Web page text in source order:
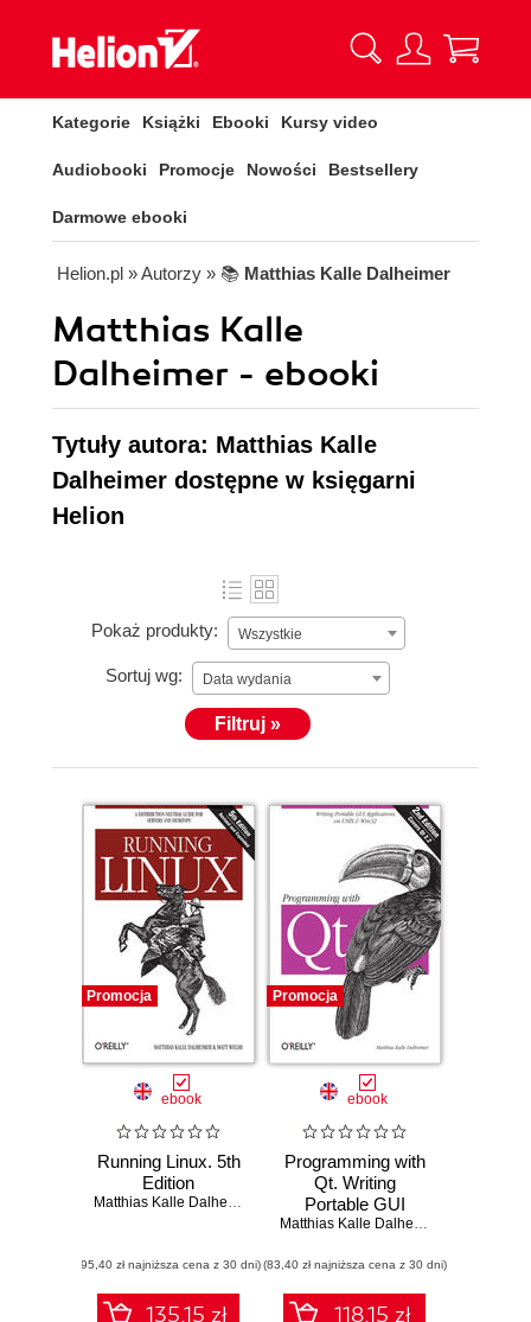
Kategorie Książki Ebooki Kursy video
Audiobooki Promocje Nowości Bestsellery
Darmowe ebooki
Helion.pl » Autorzy » 📚 Matthias Kalle Dalheimer
Matthias Kalle
Dalheimer - ebooki
Tytuły autora: Matthias Kalle
Dalheimer dostępne w księgarni
Helion
Pokaż produkty: Wszystkie
Sortuj wg: Data wydania
Filtruj »
Promocja
ebook
Running Linux. 5th
Edition
Matthias Kalle Dalheimer Matt Welsh
(95,40 zł najniższa cena z 30 dni)
135.15 zł
Promocja
ebook
Programming with
Qt. Writing
Portable GUI
applications on
2nd Edition
Matthias Kalle Dalheimer
(83,40 zł najniższa cena z 30 dni)
118.15 zł